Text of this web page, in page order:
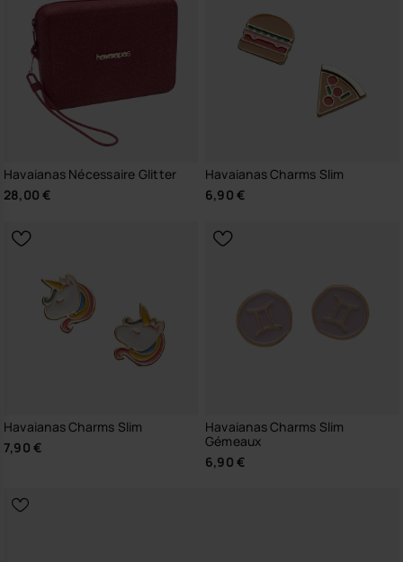
Havaianas Nécessaire Glitter
28,00 €
Havaianas Charms Slim
6,90 €
Havaianas Charms Slim
7,90 €
Havaianas Charms Slim
Gémeaux
6,90 €